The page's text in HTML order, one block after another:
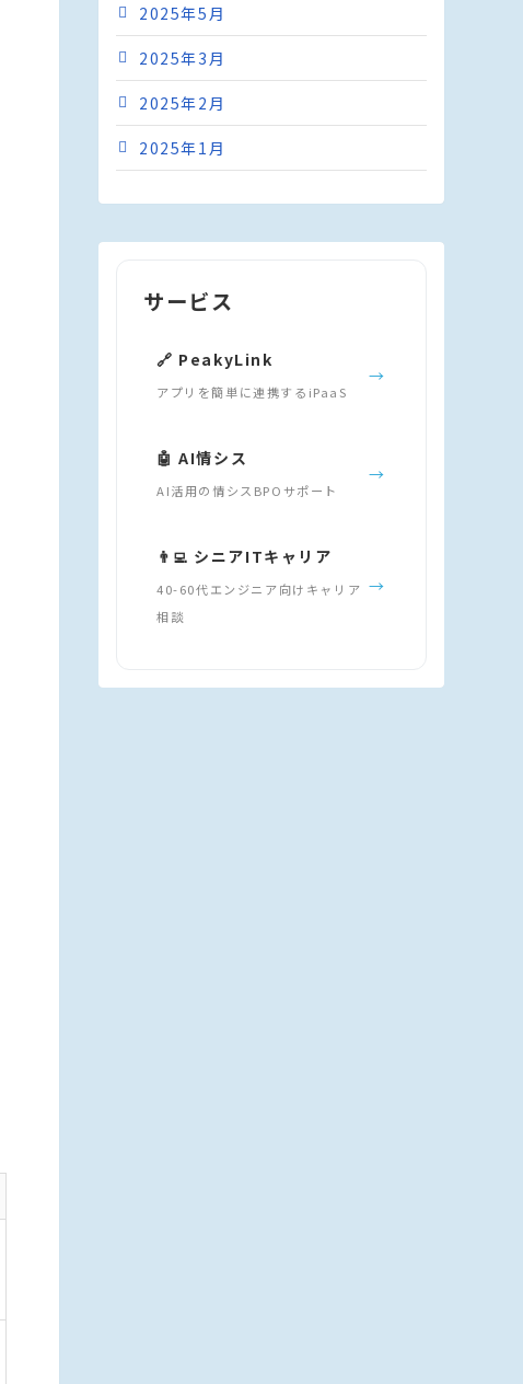
2025年5月
2025年3月
2025年2月
2025年1月
サービス
🔗 PeakyLink
アプリを簡単に連携するiPaaS
→
🤖 AI情シス
AI活用の情シスBPOサポート
→
👨‍💻 シニアITキャリア
40-60代エンジニア向けキャリア
相談
→